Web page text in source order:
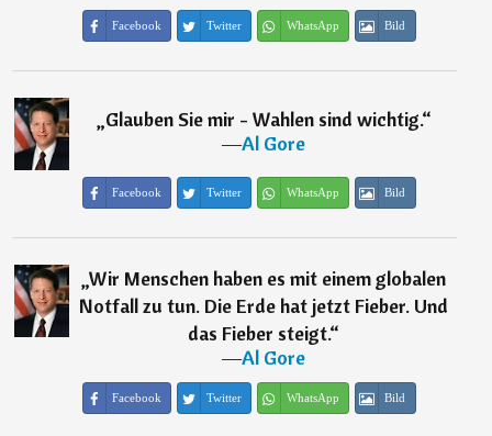
Facebook Twitter WhatsApp Bild
„Glauben Sie mir - Wahlen sind wichtig.“
―Al Gore
Facebook Twitter WhatsApp Bild
„Wir Menschen haben es mit einem globalen
Notfall zu tun. Die Erde hat jetzt Fieber. Und
das Fieber steigt.“
―Al Gore
Facebook Twitter WhatsApp Bild